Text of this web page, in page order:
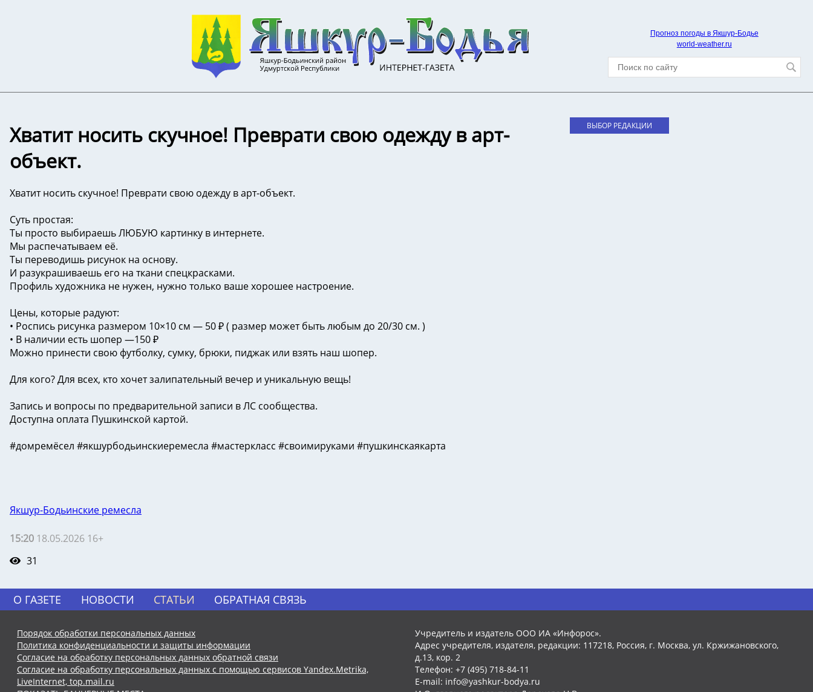
Прогноз погоды в Якшур-Бодье
world-weather.ru
Хватит носить скучное! Преврати свою одежду в арт-
объект.
Хватит носить скучное! Преврати свою одежду в арт-объект.
Суть простая:
Ты просто выбираешь ЛЮБУЮ картинку в интернете.
Мы распечатываем её.
Ты переводишь рисунок на основу.
И разукрашиваешь его на ткани спецкрасками.
Профиль художника не нужен, нужно только ваше хорошее настроение.
Цены, которые радуют:
• Роспись рисунка размером 10×10 см — 50 ₽ ( размер может быть любым до 20/30 см. )
• В наличии есть шопер —150 ₽
Можно принести свою футболку, сумку, брюки, пиджак или взять наш шопер.
Для кого? Для всех, кто хочет залипательный вечер и уникальную вещь!
Запись и вопросы по предварительной записи в ЛС сообщества.
Доступна оплата Пушкинской картой.
#домремёсел #якшурбодьинскиеремесла #мастеркласс #своимируками #пушкинскаякарта
Якшур-Бодьинские ремесла
15:20 18.05.2026 16+
31
ВЫБОР РЕДАКЦИИ
О ГАЗЕТЕ НОВОСТИ СТАТЬИ ОБРАТНАЯ СВЯЗЬ
Порядок обработки персональных данных
Политика конфиденциальности и защиты информации
Согласие на обработку персональных данных обратной связи
Согласие на обработку персональных данных с помощью сервисов Yandex.Metrika,
LiveInternet, top.mail.ru
Учредитель и издатель ООО ИА «Инфорос».
Адрес учредителя, издателя, редакции: 117218, Россия, г. Москва, ул. Кржижановского,
д.13, кор. 2
Телефон: +7 (495) 718-84-11
E-mail: info@yashkur-bodya.ru